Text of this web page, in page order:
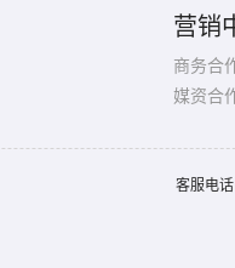
营销
商务合
媒资合
客服电